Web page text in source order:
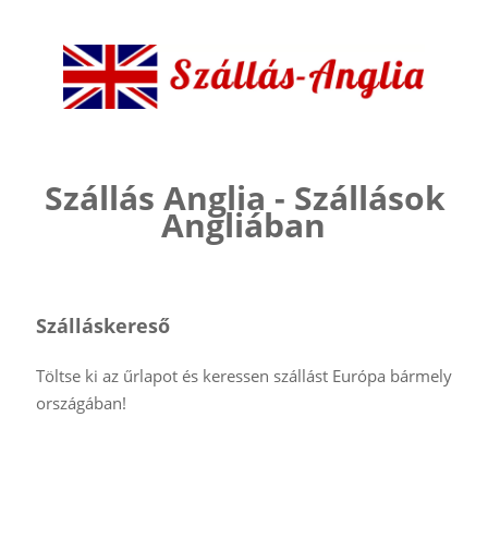
Szállás Anglia - Szállások
Angliában
Szálláskereső
Töltse ki az űrlapot és keressen szállást Európa bármely
országában!